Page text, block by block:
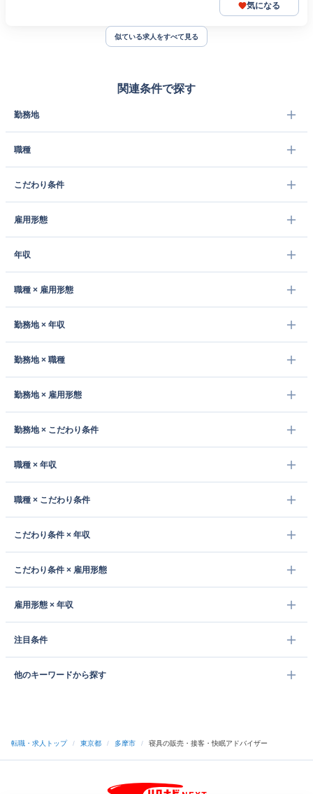
気になる
似ている求人をすべて見る
関連条件で探す
勤務地
職種
こだわり条件
雇用形態
年収
職種 × 雇用形態
勤務地 × 年収
勤務地 × 職種
勤務地 × 雇用形態
勤務地 × こだわり条件
職種 × 年収
職種 × こだわり条件
こだわり条件 × 年収
こだわり条件 × 雇用形態
雇用形態 × 年収
注目条件
他のキーワードから探す
転職・求人トップ / 東京都 / 多摩市 / 寝具の販売・接客・快眠アドバイザー